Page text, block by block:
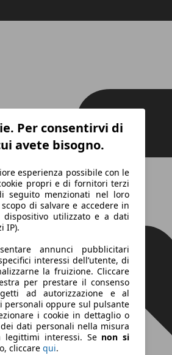
Per consentirvi di
avete bisogno.
esperienza possibile con le
propri e di fornitori terzi
seguito menzionati nel loro
scopo di salvare e accedere in
utilizzato e a dati
IP).
annunci pubblicitari
interessi dell’utente, di
la fruizione. Cliccare
per prestare il consenso
ad autorizzazione e al
personali oppure sul pulsante
i cookie in dettaglio o
dati personali nella misura
interessi. Se non si
cliccare qui.